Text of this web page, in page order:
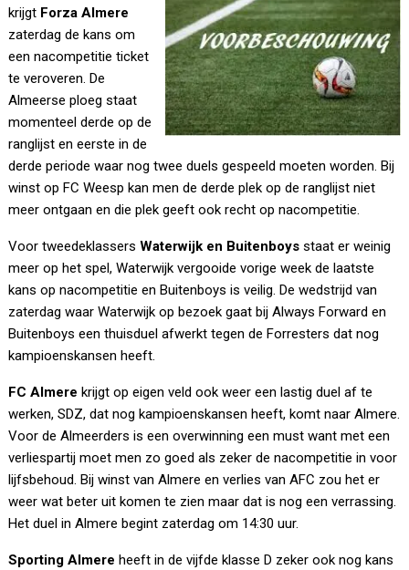
krijgt Forza Almere
zaterdag de kans om
een nacompetitie ticket
te veroveren. De
Almeerse ploeg staat
momenteel derde op de
ranglijst en eerste in de
derde periode waar nog twee duels gespeeld moeten worden. Bij
winst op FC Weesp kan men de derde plek op de ranglijst niet
meer ontgaan en die plek geeft ook recht op nacompetitie.
Voor tweedeklassersWaterwijk en Buitenboys staat er weinig
meer op het spel, Waterwijk vergooide vorige week de laatste
kans op nacompetitie en Buitenboys is veilig. De wedstrijd van
zaterdag waar Waterwijk op bezoek gaat bij Always Forward en
Buitenboys een thuisduel afwerkt tegen de Forresters dat nog
kampioenskansen heeft.
FC Almere krijgt op eigen veld ook weer een lastig duel af te
werken, SDZ, dat nog kampioenskansen heeft, komt naar Almere.
Voor de Almeerders is een overwinning een must want met een
verliespartij moet men zo goed als zeker de nacompetitie in voor
lijfsbehoud. Bij winst van Almere en verlies van AFC zou het er
weer wat beter uit komen te zien maar dat is nog een verrassing.
Het duel in Almere begint zaterdag om 14:30 uur.
Sporting Almereheeft in de vijfde klasse D zeker ook nog kans